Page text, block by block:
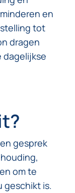
en
tot
dragen
gesprek
om te
geschikt is.